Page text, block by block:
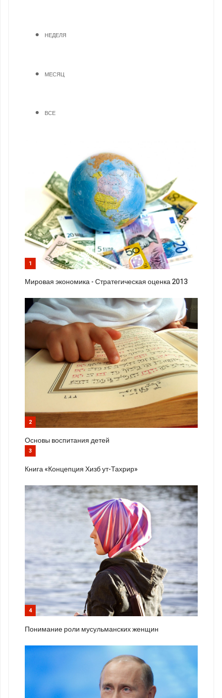
НЕДЕЛЯ
МЕСЯЦ
ВСЕ
1
Мировая экономика - Стратегическая оценка 2013
2
Основы воспитания детей
3
Книга «Концепция Хизб ут-Тахрир»
4
Понимание роли мусульманских женщин